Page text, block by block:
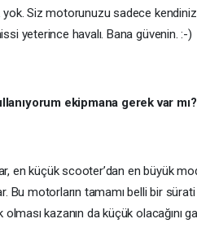
yok. Siz motorunuzu sadece
yeterince havalı. Bana güvenin. :-)
ekipmana gerek var mı?
en küçük scooter’dan en büyük
Bu motorların tamamı belli bir
olması kazanın da küçük olacağını